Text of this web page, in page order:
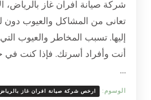
صيانة
غاز
بالرياض
شركة صيانة افران غاز بالرياض،
تعانى من المشاكل والعيوب دون
إليها. تسبب المخاطر والعيوب
أنت وأفراد أسرتك. فإذا كنت في
…
الوسوم: ارخص شركة صيانة افران غاز